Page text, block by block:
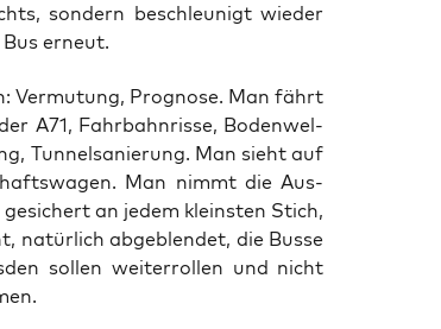
sondern beschleunigt wieder
erneut.
Ver­mu­tung, Pro­gno­se. Man fährt
A71, Fahr­bahn­ris­se, Boden­wel­
Tun­nel­sa­nie­rung. Man sieht auf
Man nimmt die Aus­
an jedem kleins­ten Stich,
natür­lich abge­blen­det, die Bus­se
sol­len wei­ter­rol­len und nicht